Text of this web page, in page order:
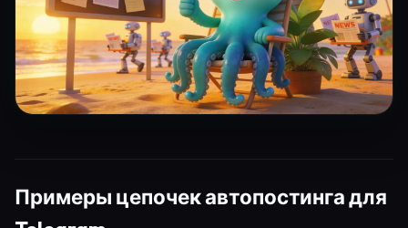
Примеры цепочек автопостинга для